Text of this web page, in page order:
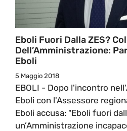
Eboli Fuori Dalla ZES?
Dell’Amministrazione:
Eboli
5 Maggio 2018
EBOLI - Dopo l'incontro
Eboli con l'Assessore
Eboli accusa: "Eboli fuori
un’Amministrazione